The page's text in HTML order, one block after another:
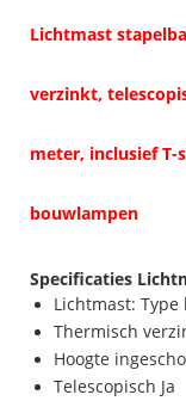
Lichtmast
verzinkt,
meter, inclusief
bouwlampen
Specificaties
Lichtmast:
Thermisch
Hoogte
Telescopisch Ja